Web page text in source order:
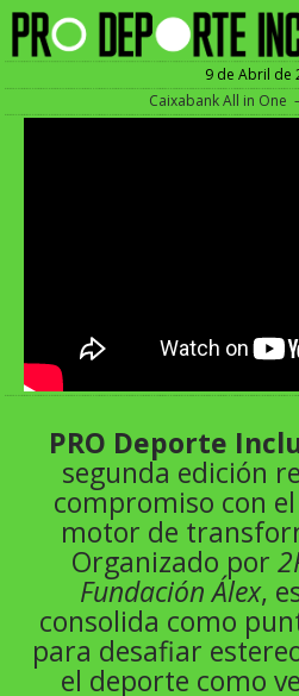
9 de Abril de
Caixabank All in
PRO Deporte
segunda edición
compromiso con
motor de
Organizado por
Fundación Álex,
consolida como
para desafiar
el deporte como